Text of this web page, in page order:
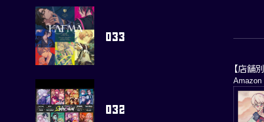
【店舗
Amazon